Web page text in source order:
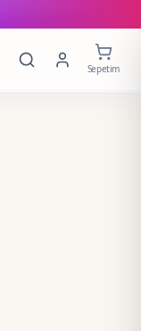
Sepetim